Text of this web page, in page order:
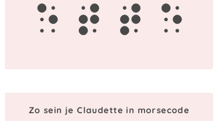
e t t e
Zo sein je Claudette in morsecode